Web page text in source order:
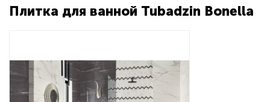
Сертификаты
Комплекс услуг
Плитка для ванной Tubadzin Bonella